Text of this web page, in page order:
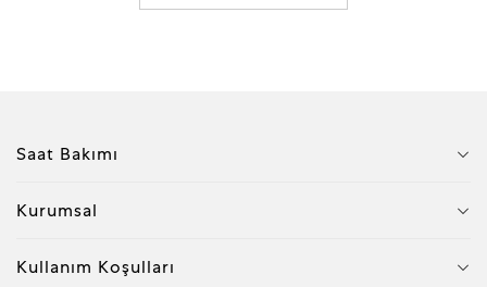
Saat Bakımı
Kurumsal
Kullanım Koşulları